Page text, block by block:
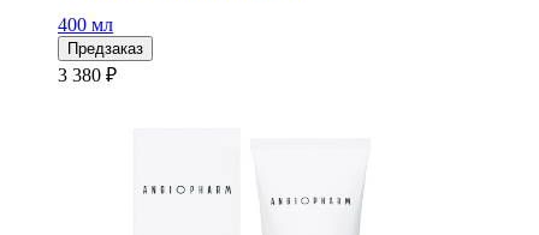
400 мл
Предзаказ
3 380 ₽